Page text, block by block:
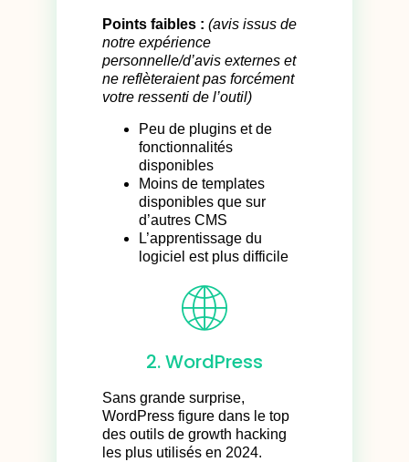
Points faibles : (avis issus de
notre expérience
personnelle/d’avis externes et
ne reflèteraient pas forcément
votre ressenti de l’outil)
Peu de plugins et de
fonctionnalités
disponibles
Moins de templates
disponibles que sur
d’autres CMS
L’apprentissage du
logiciel est plus difficile
2. WordPress
Sans grande surprise,
WordPress figure dans le top
des outils de growth hacking
les plus utilisés en 2024.